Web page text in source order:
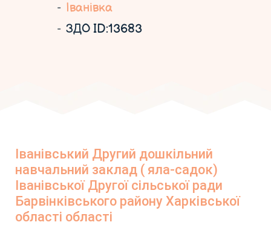
Іванівка
ЗДО ID:13683
Іванівський Другий дошкільний
навчальний заклад ( яла-садок)
Іванівської Другої сільської ради
Барвінківського району Харківської
області області